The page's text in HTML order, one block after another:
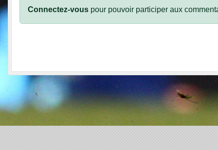
Connectez-vous pour pouvoir participer aux